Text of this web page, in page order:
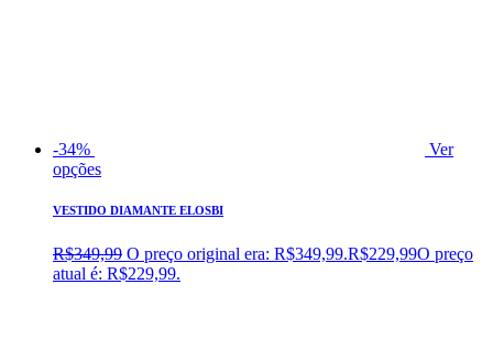
-34%
Ver
opções
VESTIDO DIAMANTE ELOSBI
R$349,99 O preço original era: R$349,99.R$229,99O preço
atual é: R$229,99.